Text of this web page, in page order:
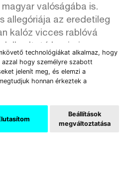
technológiákat alkalmaz, hogy
hogy személyre szabott
jelenít meg, és elemzi a
honnan érkeztek a
Beállítások
megváltoztatása
valóságába is.
allegóriája az eredetileg
kalóz vicces rablóvá
A Karib-tenger
világában – egy
– pezsgőző
A halott természet
& Tears